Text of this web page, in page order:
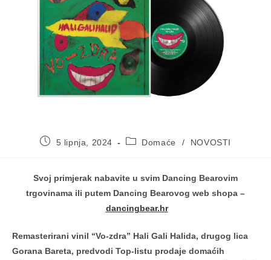
Objava5 lipnja, 2024
Kategorija
Domaće / NOVOSTI
Svoj primjerak nabavite u svim Dancing Bearovim
trgovinama ili putem Dancing Bearovog web shopa –
dancingbear.hr
Remasterirani vinil “Vo-zdra” Hali Gali Halida, drugog lica
Gorana Bareta, predvodi Top-listu prodaje domaćih